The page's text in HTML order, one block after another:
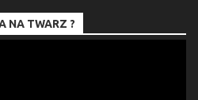
NA TWARZ ?